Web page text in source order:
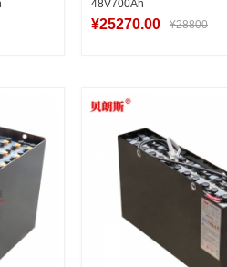
48V700Ah
¥25270.00 ¥28800